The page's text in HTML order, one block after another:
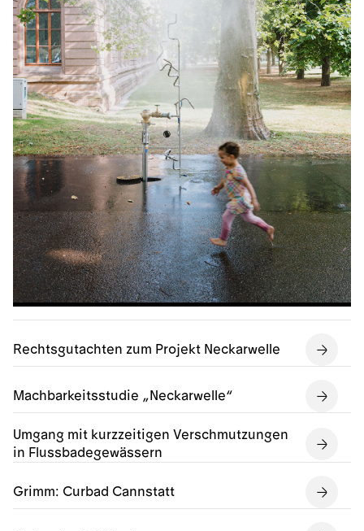
Rechtsgutachten zum Projekt Neckarwelle
Machbarkeitsstudie „Neckarwelle“
Umgang mit kurzzeitigen Verschmutzungen
in Flussbadegewässern
Grimm: Curbad Cannstatt